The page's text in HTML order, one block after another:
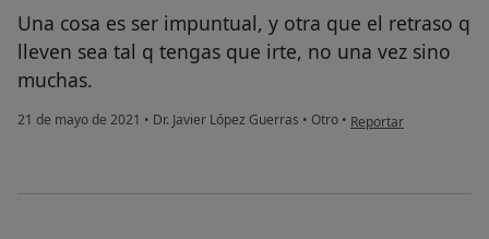
Una cosa es ser impuntual, y otra que el retraso q
lleven sea tal q tengas que irte, no una vez sino
muchas.
21 de mayo de 2021 • Dr. Javier López Guerras • Otro • en opinión del usuario
Reportar